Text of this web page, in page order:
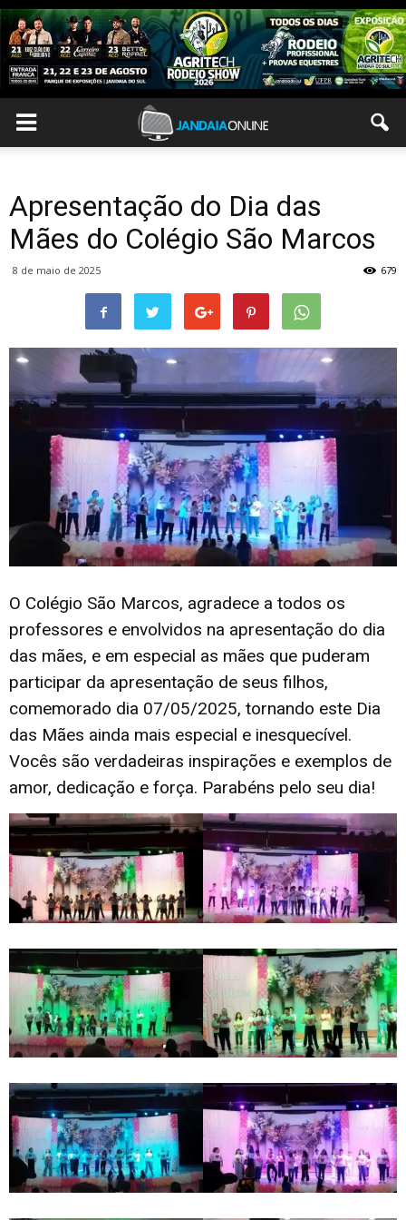
Apresentação do Dia das
Mães do Colégio São Marcos
8 de maio de 2025 679
O Colégio São Marcos, agradece a todos os
professores e envolvidos na apresentação do dia
das mães, e em especial as mães que puderam
participar da apresentação de seus filhos,
comemorado dia 07/05/2025, tornando este Dia
das Mães ainda mais especial e inesquecível.
Vocês são verdadeiras inspirações e exemplos de
amor, dedicação e força. Parabéns pelo seu dia!